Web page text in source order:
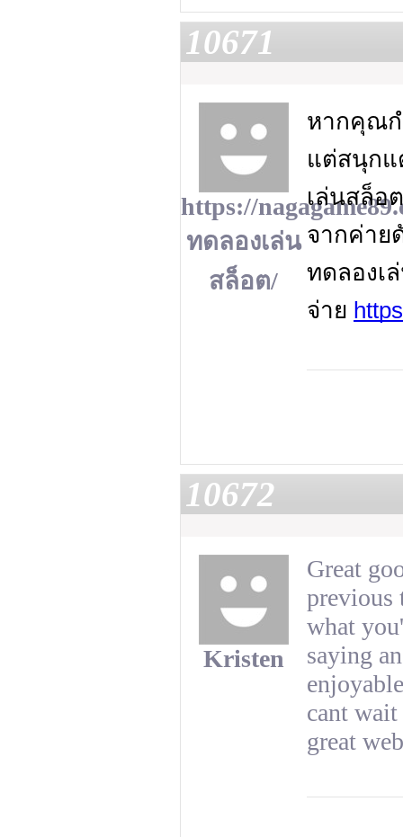
10671
https://
ทดลองเล่น
สล็อต/
หากคุณก
แต่สนุกแ
เล่นสล็อ
จากค่าย
ทดลองเ
จ่าย
10672
Kristen
Great
previous
what
saying
cant
great